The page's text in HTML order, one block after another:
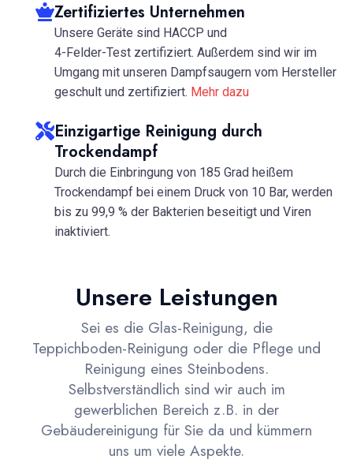
Zertifiziertes Unternehmen
Unsere Geräte sind HACCP und
4-Felder-Test zertifiziert. Außerdem sind wir im
Umgang mit unseren Dampfsaugern vom Hersteller
geschult und zertifiziert. Mehr dazu
Einzigartige Reinigung durch
Trockendampf
Durch die Einbringung von 185 Grad heißem
Trockendampf bei einem Druck von 10 Bar, werden
bis zu 99,9 % der Bakterien beseitigt und Viren
inaktiviert.
Unsere Leistungen
Sei es die Glas-Reinigung, die
Teppichboden-Reinigung oder die Pflege und
Reinigung eines Steinbodens.
Selbstverständlich sind wir auch im
gewerblichen Bereich z.B. in der
Gebäudereinigung für Sie da und kümmern
uns um viele Aspekte.